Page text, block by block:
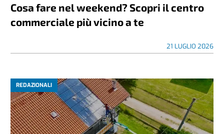
Cosa fare nel weekend? Scopri il centro
commerciale più vicino a te
21 LUGLIO 2026
REDAZIONALI